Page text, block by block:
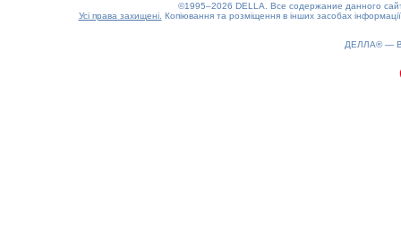
©1995–2026 DELLA. Все содержание данного
Усі права захищені. Копіювання та розміщення в інших засобах
ДЕЛЛА® —